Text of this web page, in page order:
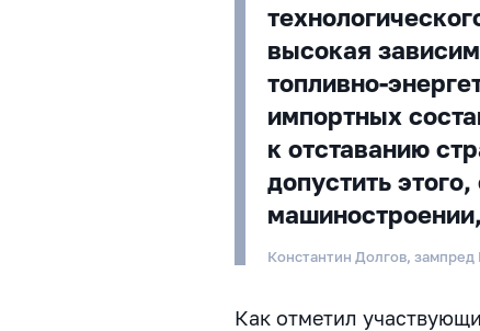
высокая
топливно-
импортных
к отставанию
допустить
Константин Долгов,
Как отметил